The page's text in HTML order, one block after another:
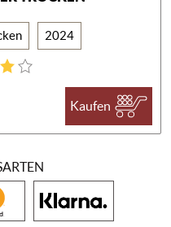
2024
Kaufen